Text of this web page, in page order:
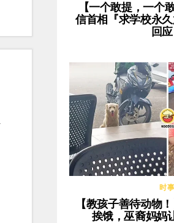
【一个敢提，一个
信首相『求学校永
回应
时事
【教孩子善待动物
挨饿，巫裔妈妈